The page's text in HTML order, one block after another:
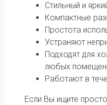
Стильный и
Компактные
Простота
Устраняют
Подходят для
любых
Работают в
Если Вы ищите